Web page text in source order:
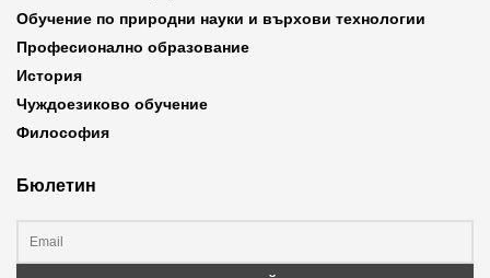
Обучение по природни науки и върхови технологии
Професионално образование
История
Чуждоезиково обучение
Философия
Бюлетин